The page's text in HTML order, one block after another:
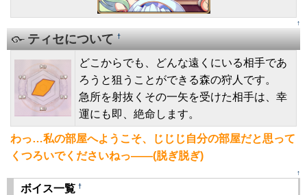
↑
ティセについて†
どこからでも、どんな遠くにいる相手であ
ろうと狙うことができる森の狩人です。
急所を射抜くその一矢を受けた相手は、幸
運にも即、絶命します。
わっ…私の部屋へようこそ、じじじ自分の部屋だと思って
くつろいでくださいねっ――(脱ぎ脱ぎ)
↑
ボイス一覧 †